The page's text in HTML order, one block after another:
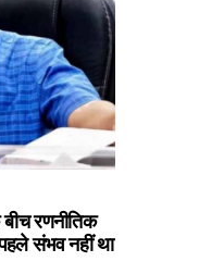
रणनीतिक
संभव नहीं था